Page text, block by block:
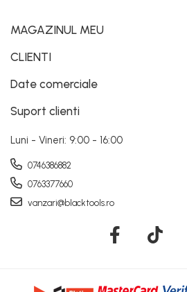
MAGAZINUL MEU
CLIENTI
Date comerciale
Suport clienti
Luni - Vineri: 9:00 - 16:00
0746386882
0763377660
vanzari@blacktools.ro